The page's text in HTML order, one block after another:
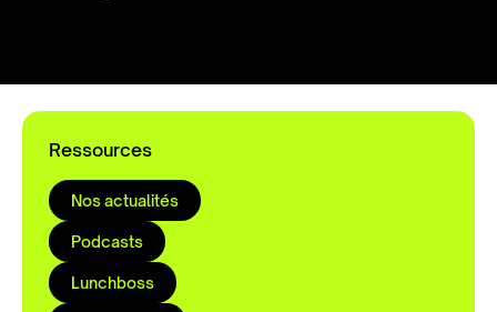
Ressources
Nos actualités
Podcasts
Lunchboss